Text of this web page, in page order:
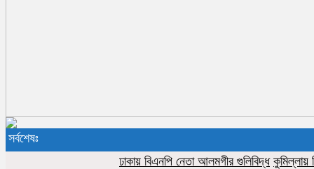
সর্বশেষঃ
ঢাকায় বিএনপি নেতা আলমগীর গুলিবিদ্ধ কুমিল্লায়